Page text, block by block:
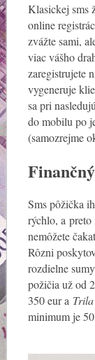
Klasickej sms
online
zvážte sami,
viac vášho
zaregistrujete
vygeneruje
sa pri
do mobilu po
(samozrejme
Sms pôžička
rýchlo, a preto
nemôžete
Rôzni
rozdielne
požičia už od
350 eur a Trila
minimum je